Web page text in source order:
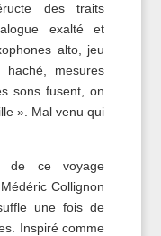
des traits
exalté et
alto, jeu
mesures
sons fusent, on
». Mal venu qui
ce voyage
Collignon
une fois de
Inspiré comme